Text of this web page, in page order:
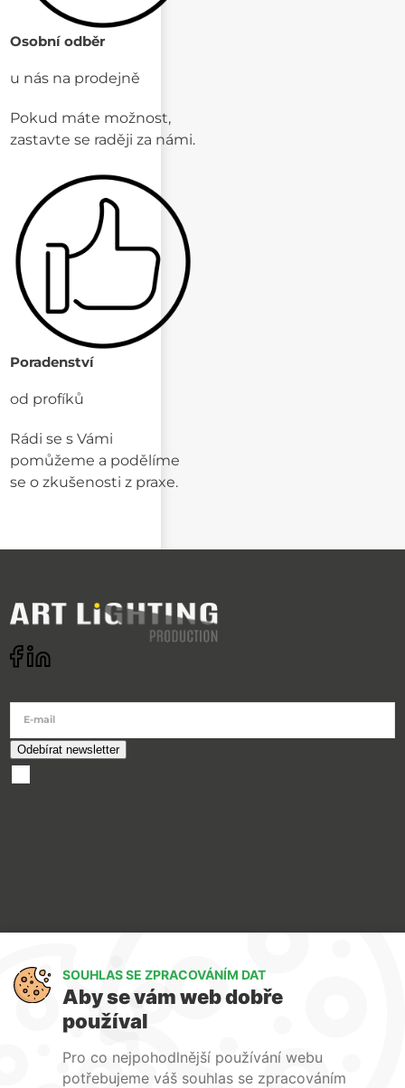
Osobní odběr
u nás na prodejně
Pokud máte možnost,
zastavte se raději za námi.
Poradenství
od profíků
Rádi se s Vámi
pomůžeme a podělíme
se o zkušenosti z praxe.
E-mail
O nás
Služby
Kontakty
SOUHLAS SE ZPRACOVÁNÍM DAT
Aby se vám web dobře
používal
Pro co nejpohodlnější používání webu
potřebujeme váš souhlas se zpracováním